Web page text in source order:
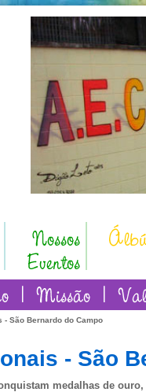
- São Bernardo do Campo
- São
medalhas de ouro,